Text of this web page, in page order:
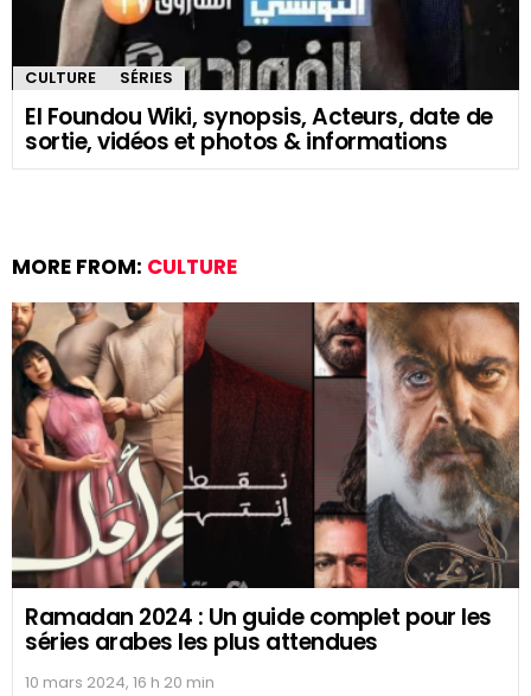
CULTURE SÉRIES
El Foundou Wiki, synopsis, Acteurs, date de
sortie, vidéos et photos & informations
MORE FROM: CULTURE
Ramadan 2024 : Un guide complet pour les
séries arabes les plus attendues
10 mars 2024, 16 h 20 min